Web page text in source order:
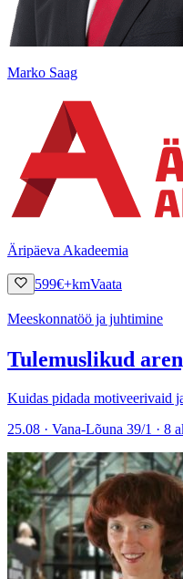
Marko Saag
Äripäeva Akadeemia
599€+kmVaata
Meeskonnatöö ja juhtimine
Tulemuslikud
Kuidas pidada motiveerivaid
25.08 · Vana-Lõuna 39/1 · 8